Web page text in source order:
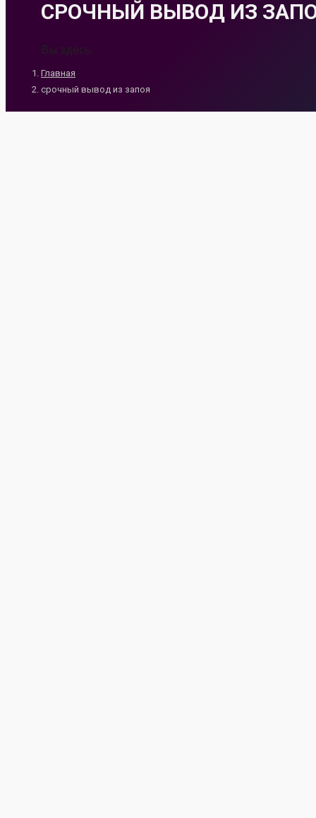
СРОЧНЫЙ ВЫВОД ИЗ
Вы здесь:
Главная
срочный вывод из запоя